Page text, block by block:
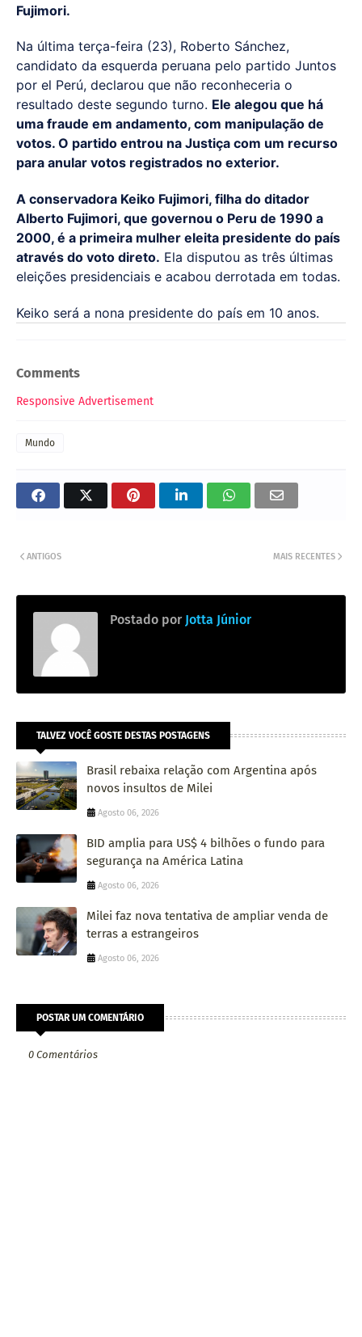
Fujimori.
Na última terça-feira (23), Roberto Sánchez,
candidato da esquerda peruana pelo partido Juntos
por el Perú, declarou que não reconheceria o
resultado deste segundo turno. Ele alegou que há
uma fraude em andamento, com manipulação de
votos. O partido entrou na Justiça com um recurso
para anular votos registrados no exterior.
A conservadora Keiko Fujimori, filha do ditador
Alberto Fujimori, que governou o Peru de 1990 a
2000, é a primeira mulher eleita presidente do país
através do voto direto. Ela disputou as três últimas
eleições presidenciais e acabou derrotada em todas.
Keiko será a nona presidente do país em 10 anos.
Comments
Responsive Advertisement
Mundo
MAIS RECENTES
ANTIGOS
Postado por Jotta Júnior
TALVEZ VOCÊ GOSTE DESTAS POSTAGENS
Brasil rebaixa relação com Argentina após
novos insultos de Milei
Agosto 06, 2026
BID amplia para US$ 4 bilhões o fundo para
segurança na América Latina
Agosto 06, 2026
Milei faz nova tentativa de ampliar venda de
terras a estrangeiros
Agosto 06, 2026
POSTAR UM COMENTÁRIO
0 Comentários